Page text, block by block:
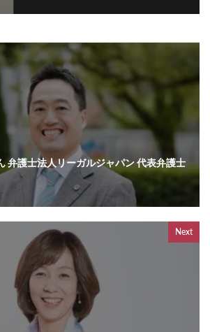
弁護士法人リーガルジャパン 代表弁護士
Next